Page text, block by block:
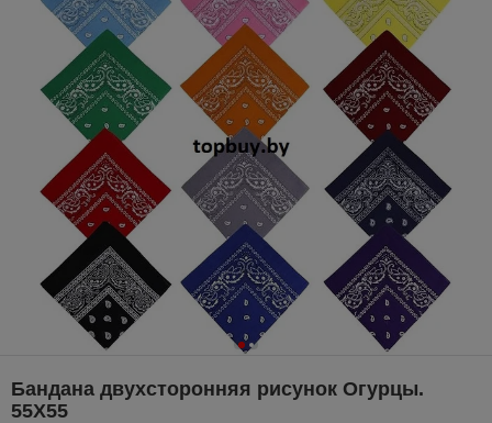
Бандана двухсторонняя рисунок Огурцы.
55X55